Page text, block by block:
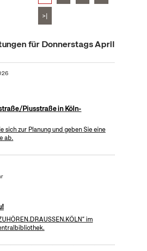
>|
für Donnerstags April
Piusstraße in Köln-
sich zur Planung und geben Sie eine
ab.
im